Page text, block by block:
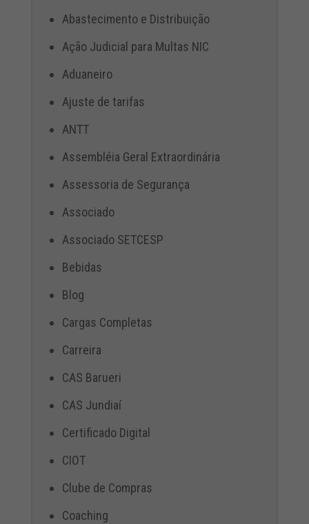
Abastecimento e Distribuição
Ação Judicial para Multas NIC
Aduaneiro
Ajuste de tarifas
ANTT
Assembléia Geral Extraordinária
Assessoria de Segurança
Associado
Associado SETCESP
Bebidas
Blog
Cargas Completas
Carreira
CAS Barueri
CAS Jundiaí
Certificado Digital
CIOT
Clube de Compras
Coaching